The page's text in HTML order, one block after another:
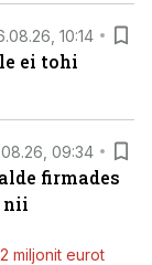
10:14
ei tohi
09:34
firmades
nii
miljonit eurot